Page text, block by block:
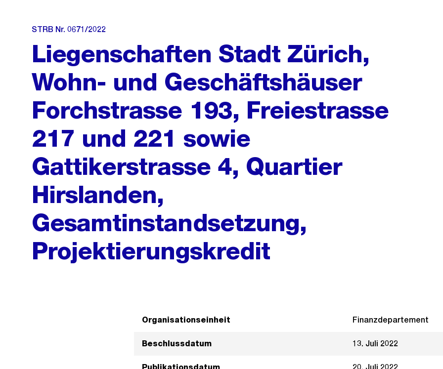
STRB Nr. 0671/2022
Liegenschaften Stadt Zürich,
Wohn- und Geschäftshäuser
Forchstrasse 193, Freiestrasse
217 und 221 sowie
Gattikerstrasse 4, Quartier
Hirslanden,
Gesamtinstandsetzung,
Projektierungskredit
Organisationseinheit Finanzdepartement
Beschlussdatum 13. Juli 2022